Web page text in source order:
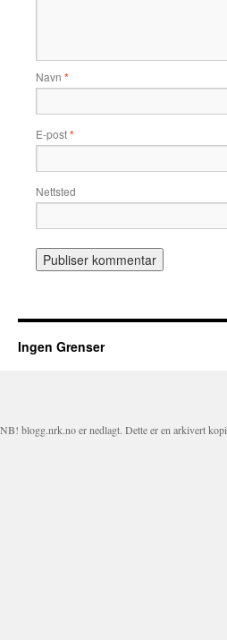
Navn *
E-post*
Nettsted
Ingen Grenser
NB! blogg.nrk.no er nedlagt. Dette er en arkivert kopi